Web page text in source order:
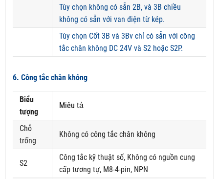
Tùy chọn không có sẵn 2B, và 3B chiều
không có sẵn với van điện từ kép.
Tùy chọn Cốt 3B và 3Bv chỉ có sẵn với công
tắc chân không DC 24V và S2 hoặc S2P.
6. Công tắc chân không
Biểu
tượng
Miêu tả
Chỗ
trống
Không có công tắc chân không
S2
Công tắc kỹ thuật số, Không có nguồn cung
cấp tương tự, M8-4-pin, NPN